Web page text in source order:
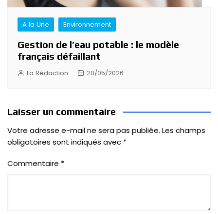
A la Une Environnement
Gestion de l’eau potable : le modèle
français défaillant
La Rédaction 20/05/2026
Laisser un commentaire
Votre adresse e-mail ne sera pas publiée. Les champs
obligatoires sont indiqués avec *
Commentaire *